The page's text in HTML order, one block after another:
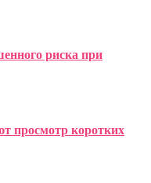
риска при
просмотр коротких